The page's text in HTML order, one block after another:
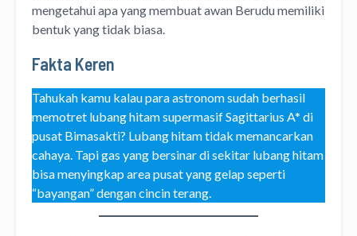
mengetahui apa yang membuat awan Berudu memiliki
bentuk yang tidak biasa.
Fakta Keren
Tahukah kamu kalau para astronom sudah berhasil
memotret lubang hitam supermasif Sagittarius A* di
pusat Bimasakti? Lubang hitam tidak memancarkan
cahaya. Tapi gas yang bersinar di sekitar lubang hitam
bisa menyingkap area pusat yang gelap seperti
“bayangan” dengan cincin terang.